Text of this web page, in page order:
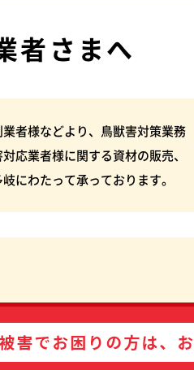
者さまへ
者様などより、鳥獣害対策業務
応業者様に関する資材の販売、
にわたって承っております。